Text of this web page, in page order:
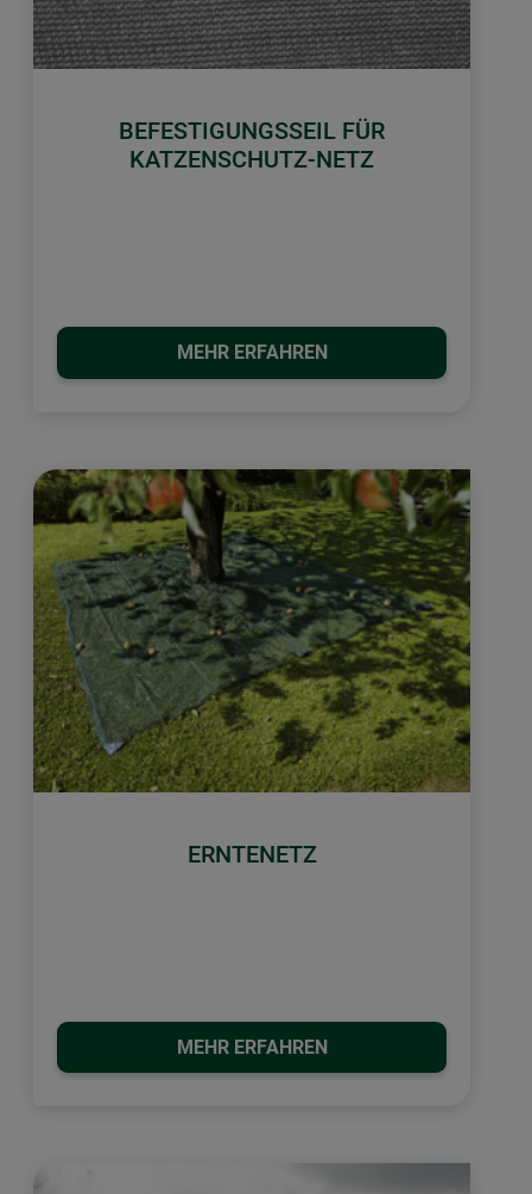
BEFESTIGUNGSSEIL FÜR
KATZENSCHUTZ-NETZ
MEHR ERFAHREN
ERNTENETZ
MEHR ERFAHREN